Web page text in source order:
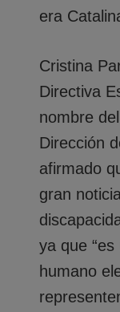
era
Cristina
Directiva
nombre
Dirección
afirmado
gran
ya que
humano